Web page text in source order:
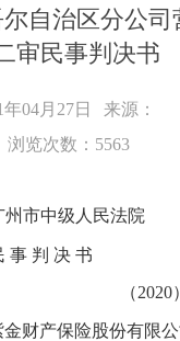
自治区分公
审民事判决书
04月27日
来源：
浏览次数：5563
州市中级人民法院
事 判 决 书
（
金财产保险股份有限